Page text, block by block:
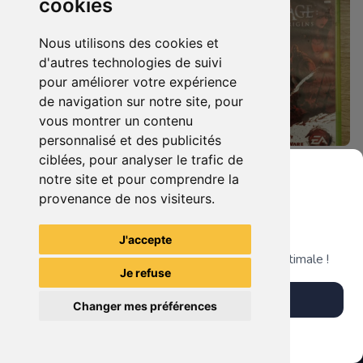
cookies
Nous utilisons des cookies et
d'autres technologies de suivi
pour améliorer votre expérience
de navigation sur notre site, pour
vous montrer un contenu
personnalisé et des publicités
ciblées, pour analyser le trafic de
notre site et pour comprendre la
provenance de nos visiteurs.
J'accepte
Je refuse
Changer mes préférences
5.90 € 0
Dragon Age Ii Xbox 360
8.90 €
TheGamingR83
Grenier du Geek
Télécharge notre app pour une expérience optimale !
Télécharger l'app